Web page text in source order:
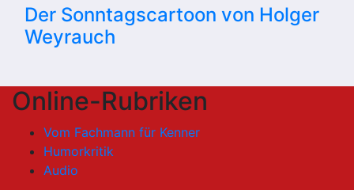
Der Sonntagscartoon von Holger
Weyrauch
Online-Rubriken
Vom Fachmann für Kenner
Humorkritik
Audio